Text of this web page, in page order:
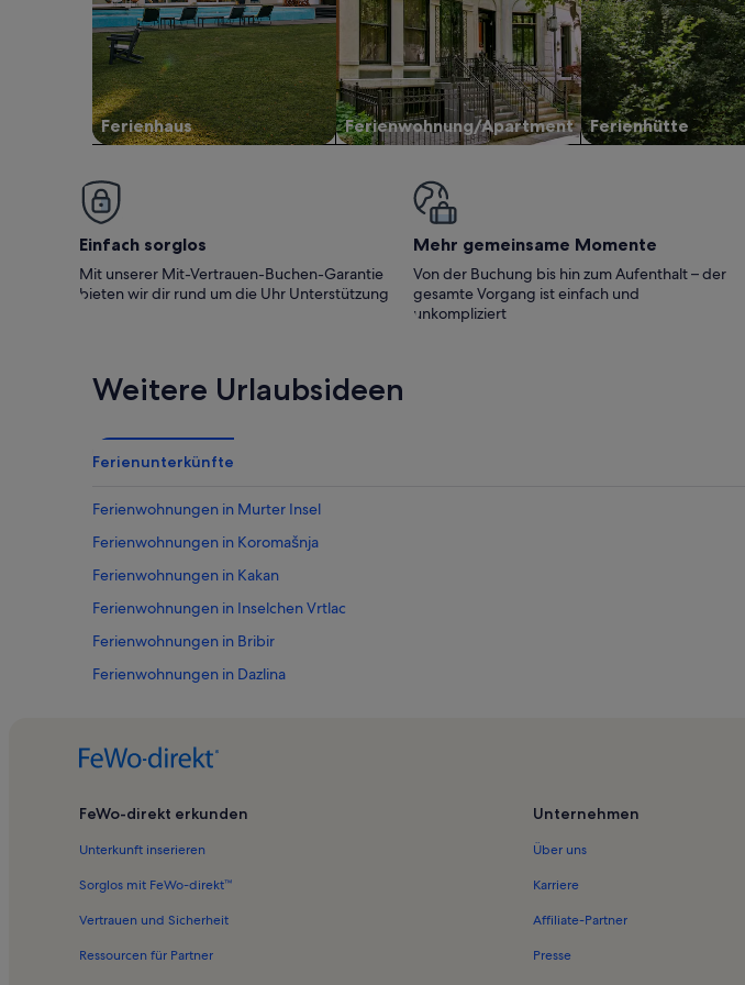
Ferienhaus Ferienwohnung/Apartment Ferienhütte
Einfach sorglos
Mit unserer Mit-Vertrauen-Buchen-Garantie
bieten wir dir rund um die Uhr Unterstützung
Mehr gemeinsame Momente
Von der Buchung bis hin zum Aufenthalt – der
gesamte Vorgang ist einfach und
unkompliziert
Weitere Urlaubsideen
Ferienunterkünfte
Ferienwohnungen in Murter Insel
Ferienwohnungen in Koromašnja
Ferienwohnungen in Kakan
Ferienwohnungen in Inselchen Vrtlac
Ferienwohnungen in Bribir
Ferienwohnungen in Dazlina
Ferienwohnungen in Grad
Ferienwohnungen in Festung Barone
FeWo-direkt erkunden
Unterkunft inserieren
Sorglos mit FeWo-direkt™
Vertrauen und Sicherheit
Ressourcen für Partner
Unternehmen
Über uns
Karriere
Affiliate-Partner
Presse